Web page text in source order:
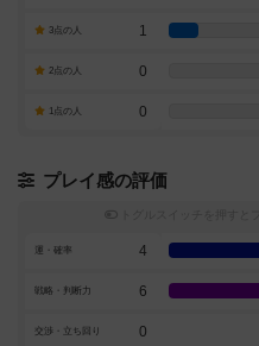
3点の人 1
2点の人 0
1点の人 0
プレイ感の評価
運・確率 4
戦略・判断力 6
交渉・立ち回り 0